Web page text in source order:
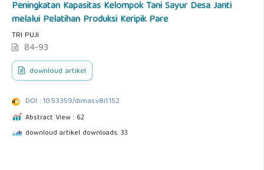
Peningkatan Kapasitas Kelompok Tani Sayur Desa Janti
melalui Pelatihan Produksi Keripik Pare
TRI PUJI
84-93
downloud artikel
DOI : 10.53359/dimas.v8i1.152
Abstract View : 62
downloud artikel downloads: 33